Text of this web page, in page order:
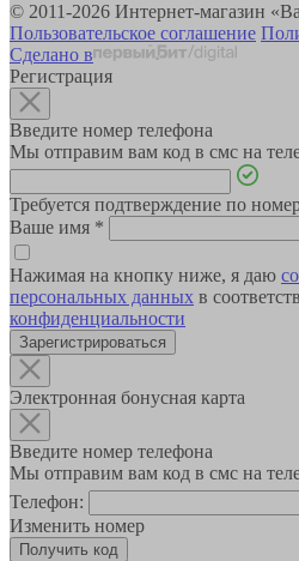
© 2011-2026 Интернет-магазин
Пользовательское соглашение
Сделано в
Регистрация
Введите номер телефона
Мы отправим вам код в смс на
Требуется подтверждение по
Ваше имя *
Нажимая на кнопку ниже, я даю
персональных данных в
конфиденциальности
Зарегистрироваться
Электронная бонусная карта
Введите номер телефона
Мы отправим вам код в смс на
Телефон:
Изменить номер